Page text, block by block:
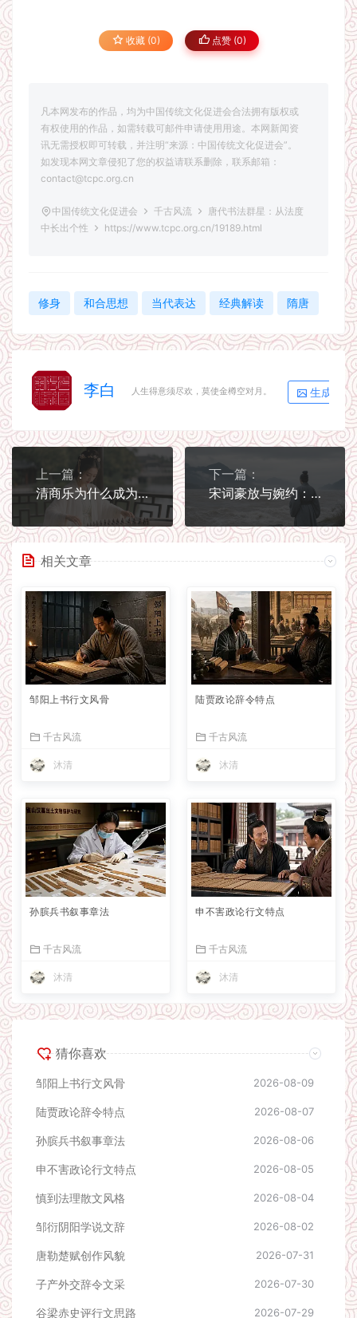
收藏 (0) 点赞 (0)
凡本网发布的作品，均为中国传统文化促进会合法拥有版权或
有权使用的作品，如需转载可邮件申请使用用途。本网新闻资
讯无需授权即可转载，并注明“来源：中国传统文化促进会”。
如发现本网文章侵犯了您的权益请联系删除，联系邮箱：
contact@tcpc.org.cn
中国传统文化促进会 千古风流
唐代书法群星：从法度
中长出个性
https://www.tcpc.org.cn/19189.html
修身 和合思想 当代表达 经典解读 隋唐
李白 人生得意须尽欢，莫使金樽空对月。 生成海报
上一篇：
清商乐为什么成为时代声音
下一篇：
宋词豪放与婉约：不只是两种风格标签
相关文章
邹阳上书行文风骨
千古风流
沐清
陆贾政论辞令特点
千古风流
沐清
孙膑兵书叙事章法
千古风流
沐清
申不害政论行文特点
千古风流
沐清
猜你喜欢
邹阳上书行文风骨 2026-08-09
陆贾政论辞令特点 2026-08-07
孙膑兵书叙事章法 2026-08-06
申不害政论行文特点 2026-08-05
慎到法理散文风格 2026-08-04
邹衍阴阳学说文辞 2026-08-02
唐勒楚赋创作风貌 2026-07-31
子产外交辞令文采 2026-07-30
谷梁赤史评行文思路 2026-07-29